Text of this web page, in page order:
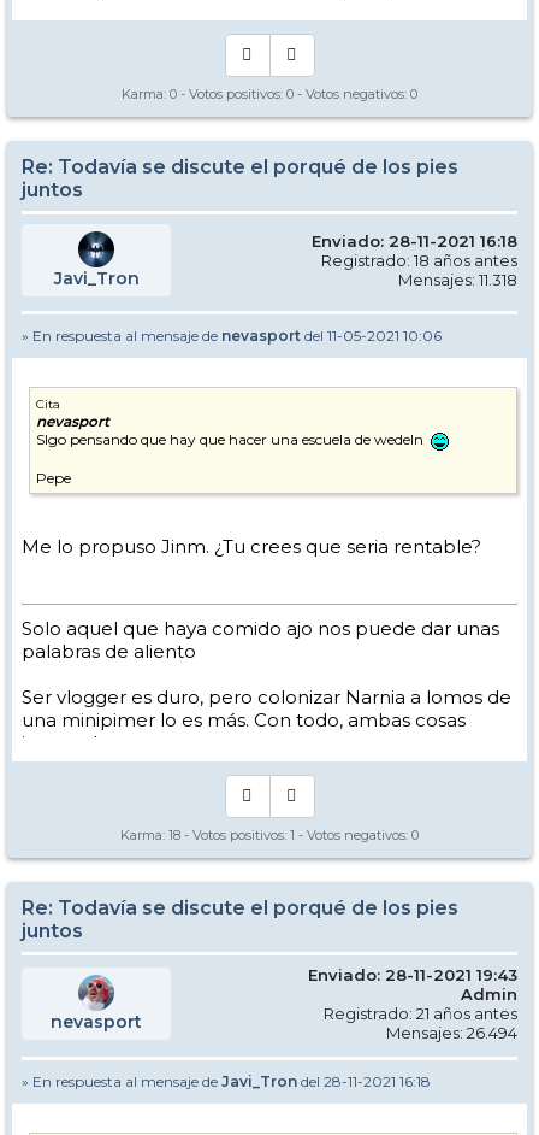
Karma: 0 - Votos positivos: 0 - Votos negativos: 0
Re: Todavía se discute el porqué de los pies
juntos
Javi_Tron
Enviado: 28-11-2021 16:18
Registrado: 18 años antes
Mensajes: 11.318
» En respuesta al mensaje de nevasport del 11-05-2021 10:06
Cita
nevasport
SIgo pensando que hay que hacer una escuela de wedeln
Pepe
Me lo propuso Jinm. ¿Tu crees que seria rentable?
Solo aquel que haya comido ajo nos puede dar unas
palabras de aliento
Ser vlogger es duro, pero colonizar Narnia a lomos de
una minipimer lo es más. Con todo, ambas cosas
intento hacer.
Yo hago esquí extremo : voy de extremo a extremo
Los caminos del esquí son inescrotables ...
Karma: 18 - Votos positivos: 1 - Votos negativos: 0
Re: Todavía se discute el porqué de los pies
juntos
nevasport
Enviado: 28-11-2021 19:43
Admin
Registrado: 21 años antes
Mensajes: 26.494
» En respuesta al mensaje de Javi_Tron del 28-11-2021 16:18